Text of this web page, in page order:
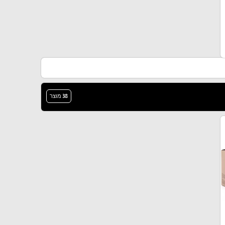
38 מוצר